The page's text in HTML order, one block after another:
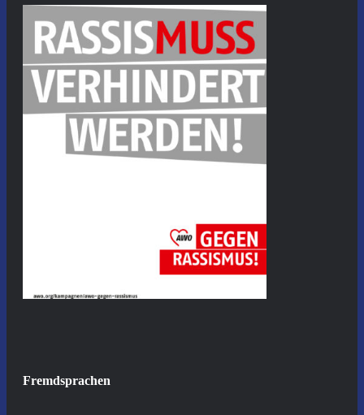
Fremdsprachen